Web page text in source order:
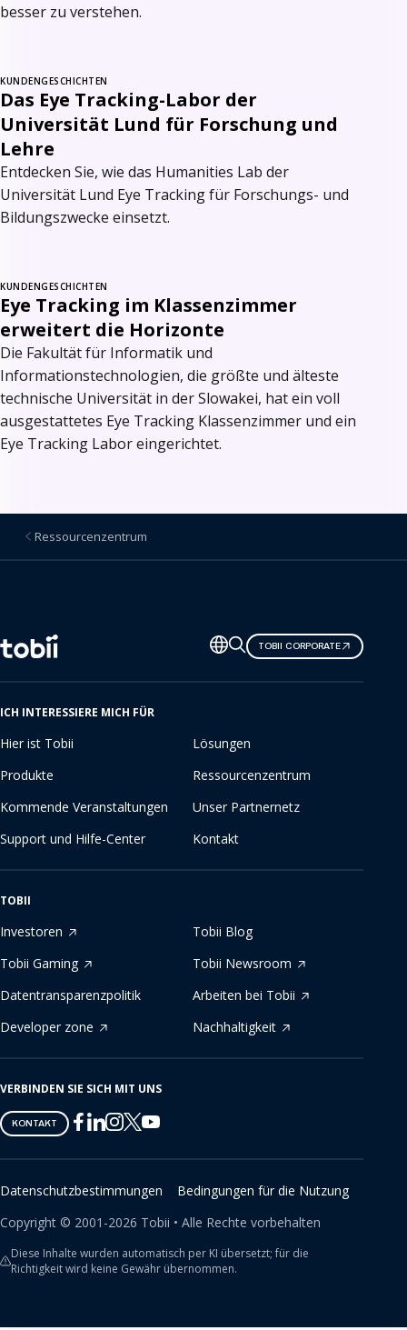
besser zu verstehen.
KUNDENGESCHICHTEN
Das Eye Tracking-Labor der
Universität Lund für Forschung und
Lehre
Entdecken Sie, wie das Humanities Lab der
Universität Lund Eye Tracking für Forschungs- und
Bildungszwecke einsetzt.
KUNDENGESCHICHTEN
Eye Tracking im Klassenzimmer
erweitert die Horizonte
Die Fakultät für Informatik und
Informationstechnologien, die größte und älteste
technische Universität in der Slowakei, hat ein voll
ausgestattetes Eye Tracking Klassenzimmer und ein
Eye Tracking Labor eingerichtet.
Ressourcenzentrum
Sprache
ändern
TOBII CORPORATE
ICH INTERESSIERE MICH FÜR
Hier ist Tobii
Lösungen
Produkte
Ressourcenzentrum
Kommende Veranstaltungen
Unser Partnernetz
Support und Hilfe-Center
Kontakt
TOBII
Investoren
Tobii Blog
Tobii Gaming
Tobii Newsroom
Datentransparenzpolitik
Arbeiten bei Tobii
Developer zone
Nachhaltigkeit
VERBINDEN SIE SICH MIT UNS
KONTAKT
Tobii
on
Facebook
Tobii
on
Linkedin
Tobii
on
Instagram
Tobii
on
Twitter
Tobii
on
Youtube
Datenschutzbestimmungen
Bedingungen für die Nutzung
Copyright © 2001-2026 Tobii • Alle Rechte vorbehalten
Diese Inhalte wurden automatisch per KI übersetzt; für die
Richtigkeit wird keine Gewähr übernommen.